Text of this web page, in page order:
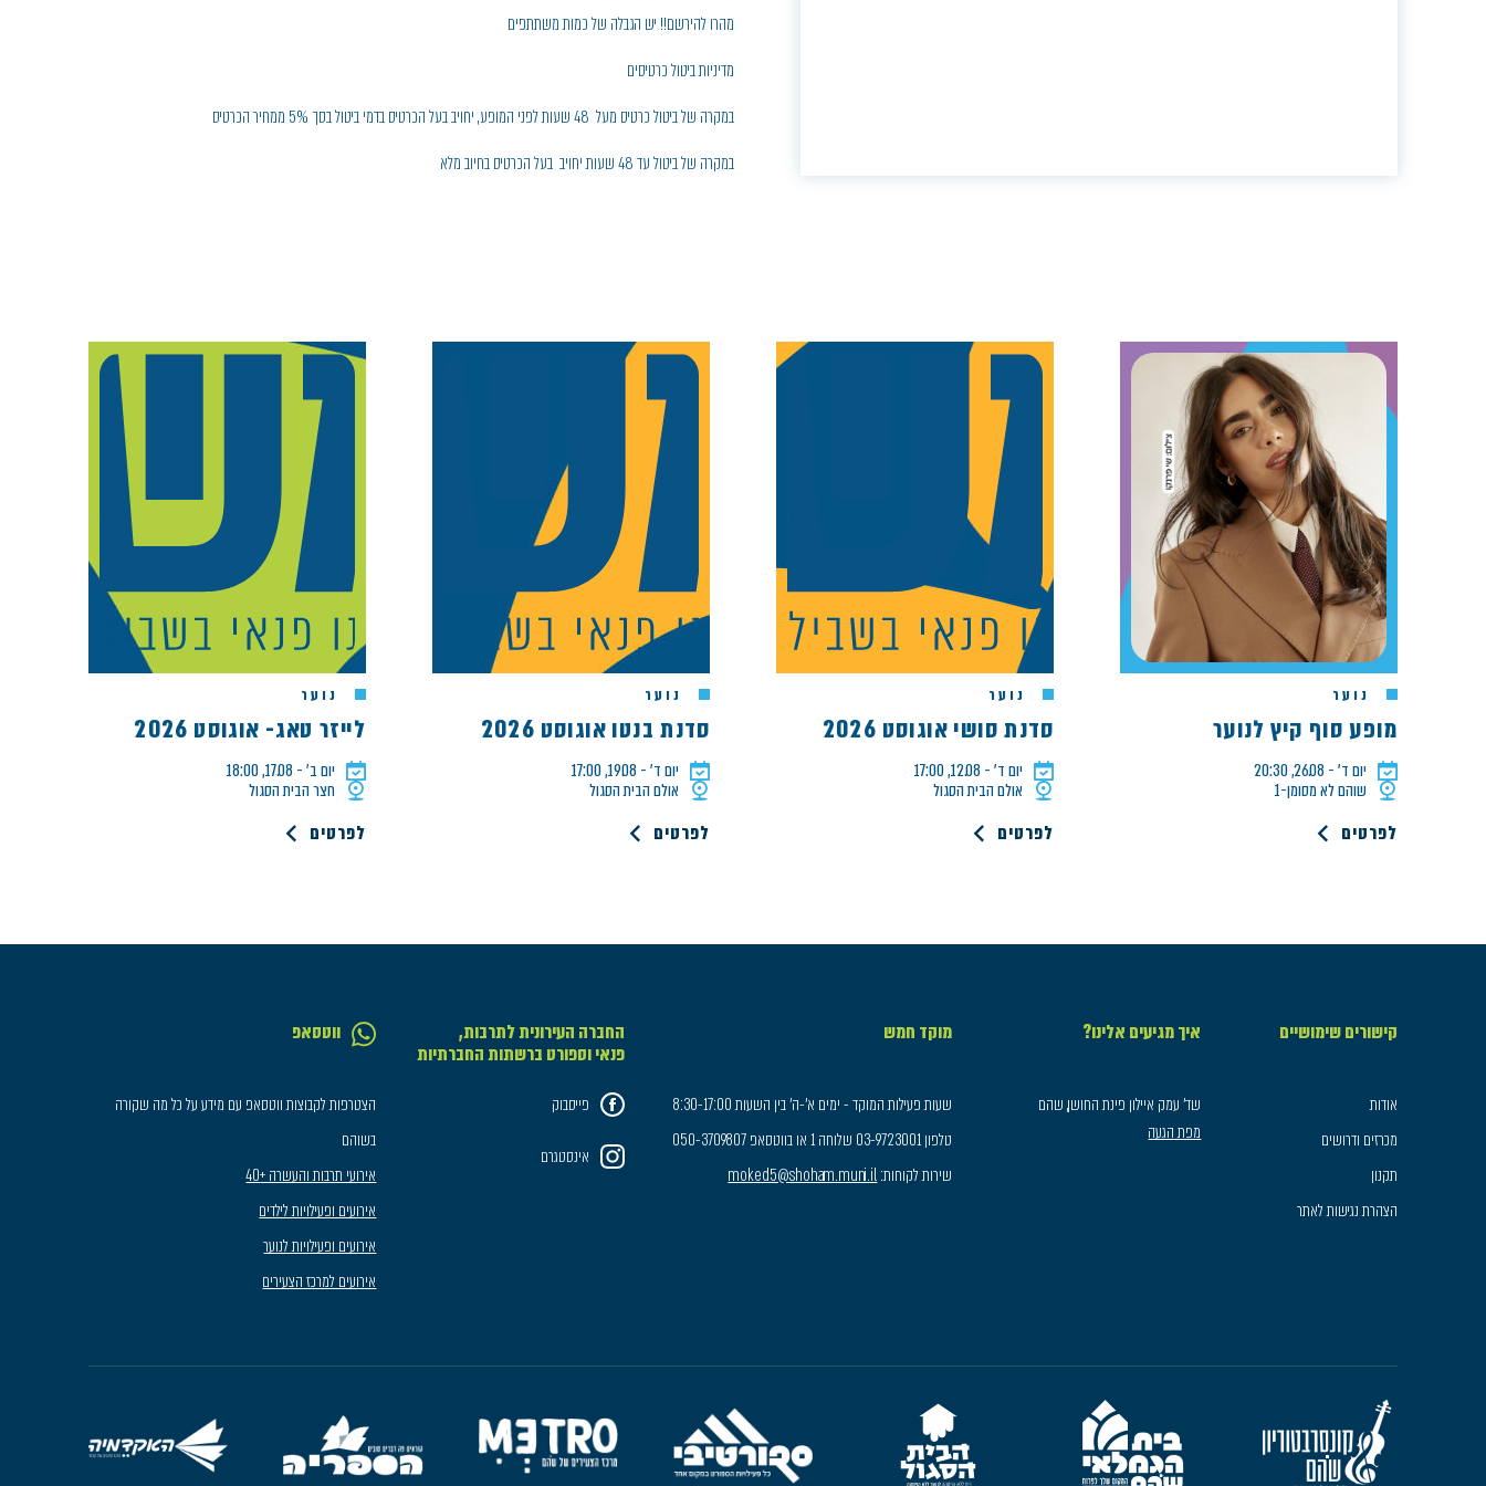
מהרו להירשם!! יש הגבלה של כמות משתתפים
מדיניות ביטול כרטיסים
במקרה של ביטול כרטיס מעל 48 שעות לפני המופע, יחויב בעל הכרטיס בדמי ביטול בסך 5% ממחיר הכרטיס
במקרה של ביטול עד 48 שעות יחויב בעל הכרטיס בחיוב מלא
נוער
מופע סוף קיץ לנוער
יום ד׳ - 26.08, 20:30
שוהם לא מסומן-1
לפרטים
נוער
סדנת סושי אוגוסט 2026
יום ד׳ - 12.08, 17:00
אולם הבית הסגול
לפרטים
נוער
סדנת בנטו אוגוסט 2026
יום ד׳ - 19.08, 17:00
אולם הבית הסגול
לפרטים
נוער
לייזר טאג- אוגוסט 2026
יום ב׳ - 17.08, 18:00
חצר הבית הסגול
לפרטים
קישורים שימושיים
אודות
מכרזים ודרושים
תקנון
הצהרת נגישות לאתר
איך מגיעים אלינו?
שד׳ עמק איילון פינת החושן, שהם
מפת הגעה
מוקד חמש
שעות פעילות המוקד - ימים א'-ה' בין השעות 8:30-17:00
טלפון 03-9723001 שלוחה 1 או בווטסאפ 050-3709807
שירות לקוחות:moked5@shoham.muni.il
החברה העירונית לתרבות,
פנאי וספורט ברשתות החברתיות
פייסבוק
אינסטגרם
ווטסאפ
הצטרפות לקבוצות ווטסאפ עם מידע על כל מה שקורה
בשוהם
אירועי תרבות והעשרה +40
אירועים ופעילויות לילדים
אירועים ופעילויות לנוער
אירועים למרכז הצעירים